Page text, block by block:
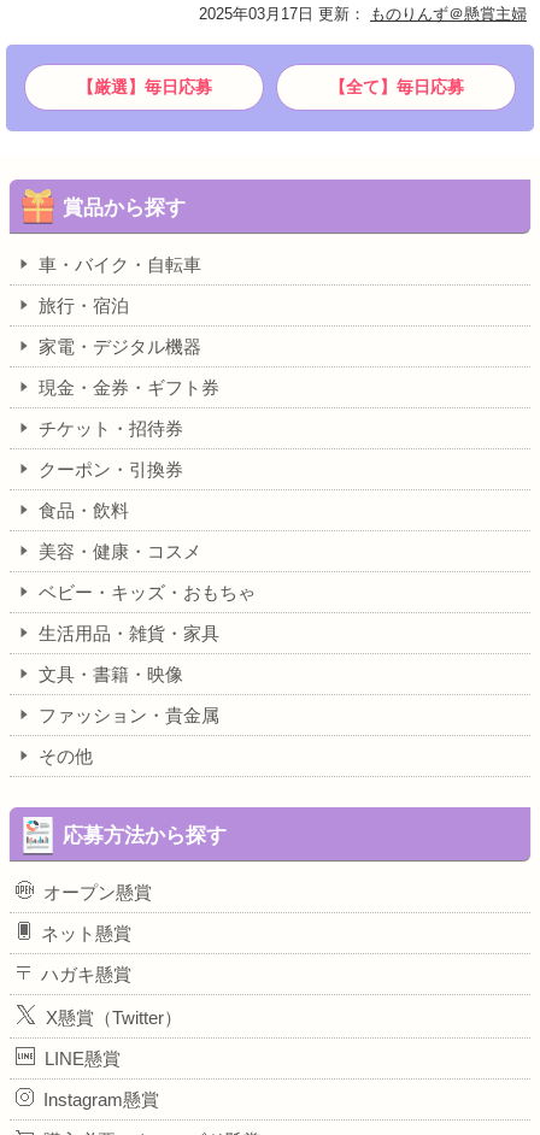
2025年03月17日 更新 ： ものりんず＠懸賞主婦
【厳選】毎日応募 【全て】毎日応募
賞品から探す
車・バイク・自転車
旅行・宿泊
家電・デジタル機器
現金・金券・ギフト券
チケット・招待券
クーポン・引換券
食品・飲料
美容・健康・コスメ
ベビー・キッズ・おもちゃ
生活用品・雑貨・家具
文具・書籍・映像
ファッション・貴金属
その他
応募方法から探す
オープン懸賞
ネット懸賞
ハガキ懸賞
X懸賞（Twitter）
LINE懸賞
Instagram懸賞